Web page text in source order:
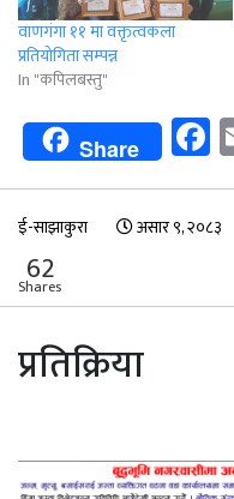
वाणगंगा ११ मा वक्तृत्वकला
प्रतियोगिता सम्पन्न
In "कपिलबस्तु"
Share
ई-साझाकुरा असार ९, २०८३
62
Shares
प्रतिक्रिया